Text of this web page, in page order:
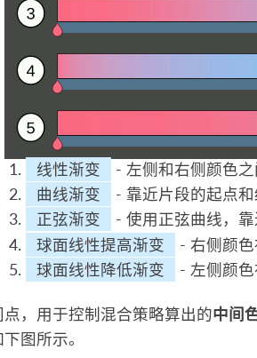
线性渐变
- 左侧和右侧颜色之
曲线渐变
- 靠近片段的起点和
正弦渐变
- 使用正弦曲线，
球面线性提高渐变
- 右侧颜色
球面线性降低渐变
- 左侧颜色
，用于控制混合策略算出的中间
图所示。